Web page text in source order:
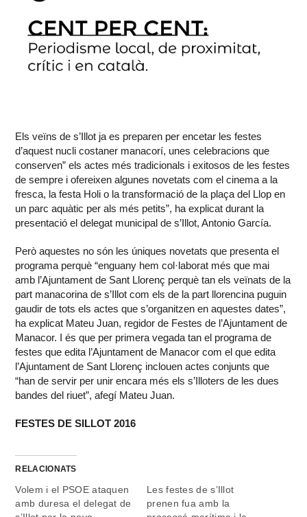
Els veïns de s’Illot ja es preparen per encetar les festes
d’aquest nucli costaner manacorí, unes celebracions que
conserven” els actes més tradicionals i exitosos de les festes
de sempre i ofereixen algunes novetats com el cinema a la
fresca, la festa Holi o la transformació de la plaça del Llop en
un parc aquàtic per als més petits”, ha explicat durant la
presentació el delegat municipal de s’Illot, Antonio García.
Però aquestes no són les úniques novetats que presenta el
programa perquè “enguany hem col·laborat més que mai
amb l’Ajuntament de Sant Llorenç perquè tan els veïnats de la
part manacorina de s’Illot com els de la part llorencina puguin
gaudir de tots els actes que s’organitzen en aquestes dates”,
ha explicat Mateu Juan, regidor de Festes de l’Ajuntament de
Manacor. I és que per primera vegada tan el programa de
festes que edita l’Ajuntament de Manacor com el que edita
l’Ajuntament de Sant Llorenç inclouen actes conjunts que
“han de servir per unir encara més els s’Illoters de les dues
bandes del riuet”, afegí Mateu Juan.
FESTES DE SILLOT 2016
RELACIONATS
Volem i el PSOE ataquen
amb duresa el delegat de
Les festes de s’Illot
prenen fua amb la